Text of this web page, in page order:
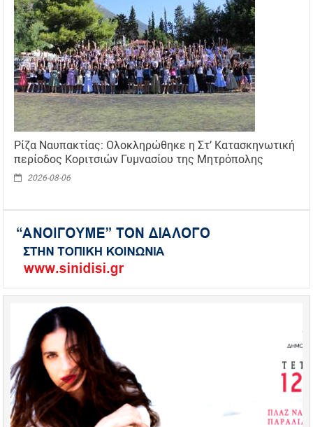
Ρίζα Ναυπακτίας: Ολοκληρώθηκε η Στ’ Κατασκηνωτική
περίοδος Κοριτσιών Γυμνασίου της Μητρόπολης
2026-08-06